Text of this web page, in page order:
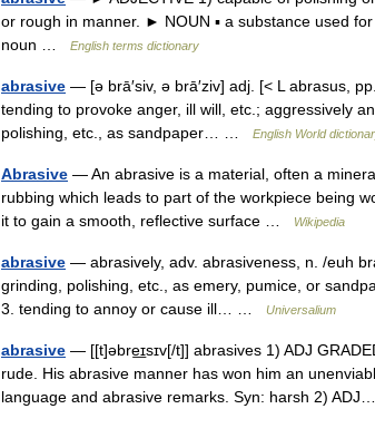
or rough in manner. ► NOUN ▪ a substance used
noun …
English terms dictionary
abrasive — [ə brā′siv, ə brā′ziv] adj. [< L abrasus,
tending to provoke anger, ill will, etc.; aggressively
polishing, etc., as sandpaper… …
English World
Abrasive — An abrasive is a material, often a
rubbing which leads to part of the workpiece being
it to gain a smooth, reflective surface …
Wikipedia
abrasive — abrasively, adv. abrasiveness, n. /euh
grinding, polishing, etc., as emery, pumice, or
3. tending to annoy or cause ill… …
Universalium
abrasive — [[t]əbre͟ɪsɪv[/t]] abrasives 1) ADJ
rude. His abrasive manner has won him an
language and abrasive remarks. Syn: harsh 2)